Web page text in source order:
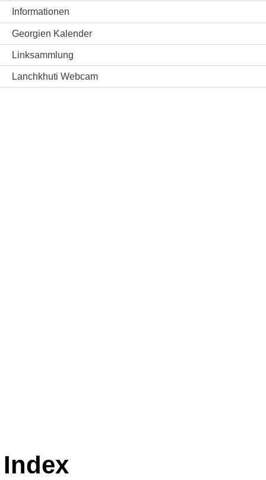
Informationen
Georgien Kalender
Linksammlung
Lanchkhuti Webcam
Index